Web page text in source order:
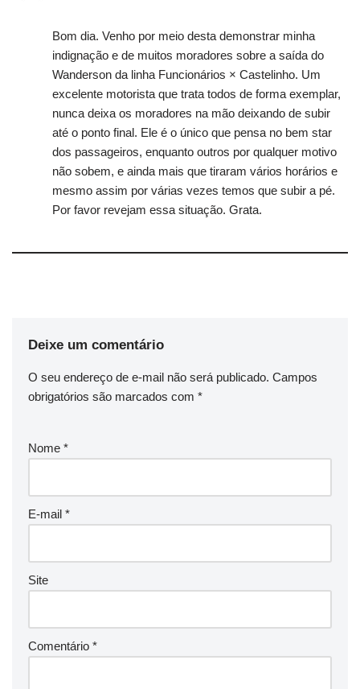
Bom dia. Venho por meio desta demonstrar minha
indignação e de muitos moradores sobre a saída do
Wanderson da linha Funcionários × Castelinho. Um
excelente motorista que trata todos de forma exemplar,
nunca deixa os moradores na mão deixando de subir
até o ponto final. Ele é o único que pensa no bem star
dos passageiros, enquanto outros por qualquer motivo
não sobem, e ainda mais que tiraram vários horários e
mesmo assim por várias vezes temos que subir a pé.
Por favor revejam essa situação. Grata.
Deixe um comentário
O seu endereço de e-mail não será publicado. Campos
obrigatórios são marcados com *
Nome *
E-mail *
Site
Comentário *